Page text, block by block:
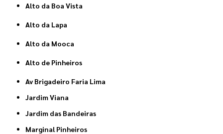
Alto da Boa Vista
Alto da Lapa
Alto da Mooca
Alto de Pinheiros
Av Brigadeiro Faria Lima
Jardim Viana
Jardim das Bandeiras
Marginal Pinheiros